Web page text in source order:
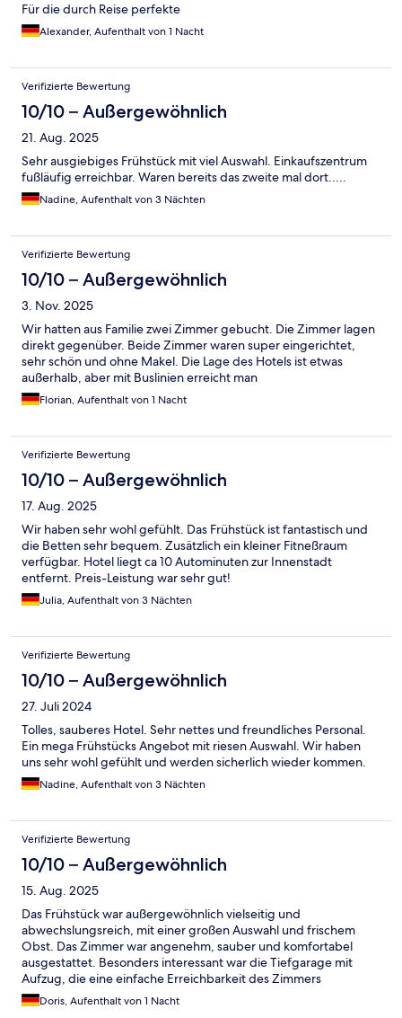
Für die durch Reise perfekte
Alexander, Aufenthalt von 1 Nacht
Verifizierte Bewertung
10/10 – Außergewöhnlich
21. Aug. 2025
Sehr ausgiebiges Frühstück mit viel Auswahl. Einkaufszentrum
fußläufig erreichbar. Waren bereits das zweite mal dort.....
Nadine, Aufenthalt von 3 Nächten
Verifizierte Bewertung
10/10 – Außergewöhnlich
3. Nov. 2025
Wir hatten aus Familie zwei Zimmer gebucht. Die Zimmer lagen
direkt gegenüber. Beide Zimmer waren super eingerichtet,
sehr schön und ohne Makel. Die Lage des Hotels ist etwas
außerhalb, aber mit Buslinien erreicht man
Florian, Aufenthalt von 1 Nacht
Verifizierte Bewertung
10/10 – Außergewöhnlich
17. Aug. 2025
Wir haben sehr wohl gefühlt. Das Frühstück ist fantastisch und
die Betten sehr bequem. Zusätzlich ein kleiner Fitneßraum
verfügbar. Hotel liegt ca 10 Autominuten zur Innenstadt
entfernt. Preis-Leistung war sehr gut!
Julia, Aufenthalt von 3 Nächten
Verifizierte Bewertung
10/10 – Außergewöhnlich
27. Juli 2024
Tolles, sauberes Hotel. Sehr nettes und freundliches Personal.
Ein mega Frühstücks Angebot mit riesen Auswahl. Wir haben
uns sehr wohl gefühlt und werden sicherlich wieder kommen.
Nadine, Aufenthalt von 3 Nächten
Verifizierte Bewertung
10/10 – Außergewöhnlich
15. Aug. 2025
Das Frühstück war außergewöhnlich vielseitig und
abwechslungsreich, mit einer großen Auswahl und frischem
Obst. Das Zimmer war angenehm, sauber und komfortabel
ausgestattet. Besonders interessant war die Tiefgarage mit
Aufzug, die eine einfache Erreichbarkeit des Zimmers
ermöglicht hat. Sehr nette Mitarbeiter am Empfang und aus
unserer Sicht insgesamt empfehlenswert.
Doris, Aufenthalt von 1 Nacht